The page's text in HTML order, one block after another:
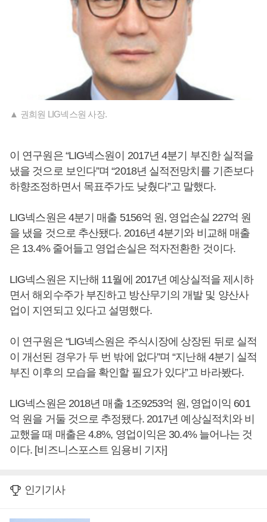
▲ 권희원 LIG넥스원 사장.
이 연구원은 “LIG넥스원이 2017년 4분기 부진한 실적을
냈을 것으로 보인다”며 “2018년 실적전망치를 기존보다
하향조정하면서 목표주가도 낮췄다”고 말했다.
LIG넥스원은 4분기 매출 5156억 원, 영업손실 227억 원
을 냈을 것으로 추산됐다. 2016년 4분기와 비교해 매출
은 13.4% 줄어들고 영업손실은 적자전환한 것이다.
LIG넥스원은 지난해 11월에 2017년 예상실적을 제시하
면서 해외수주가 부진하고 방산무기의 개발 및 양산사
업이 지연되고 있다고 설명했다.
이 연구원은 “LIG넥스원은 주식시장에 상장된 뒤로 실적
이 개선된 경우가 두 번 밖에 없다”며 “지난해 4분기 실적
부진 이후의 모습을 확인할 필요가 있다”고 바라봤다.
LIG넥스원은 2018년 매출 1조9253억 원, 영업이익 601
억 원을 거둘 것으로 추정됐다. 2017년 예상실적치와 비
교했을 때 매출은 4.8%, 영업이익은 30.4% 늘어나는 것
이다. [비즈니스포스트 임용비 기자]
인기기사